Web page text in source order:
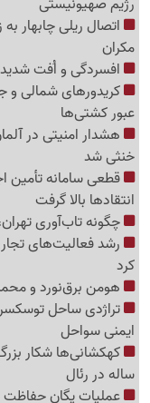
اتصال ریلی چابهار
مکران
افسردگی و اُفت شدید
کریدورهای شمالی و
عبور کشتی‌ها
هشدار امنیتی در
خنثی شد
قطعی سامانه تأمین
انتقادها بالا گرفت
چگونه تاب‌آوری
کرد
هومن برق‌نورد و
تراژدی ساحل
ایمنی سواحل
ساله در رئال
عملیات یگان حفاظت